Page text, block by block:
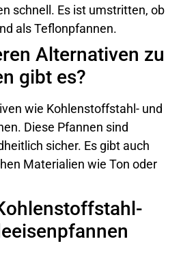
schnell. Es ist umstritten, ob
als Teflonpfannen.
Alternativen zu
gibt es?
wie Kohlenstoffstahl- und
Diese Pfannen sind
sicher. Es gibt auch
Materialien wie Ton oder